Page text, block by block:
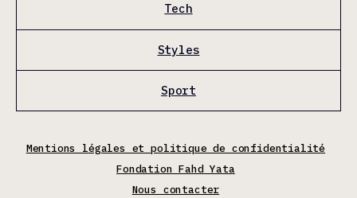
Tech
Styles
Sport
Mentions légales et politique de confidentialité
Fondation Fahd Yata
Nous contacter